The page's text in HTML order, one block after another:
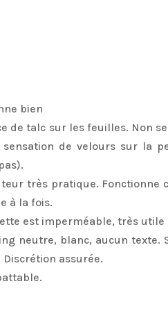
bien
de talc sur les feuilles. Non
sensation de velours sur la
très pratique. Fonctionne
à la fois.
est imperméable, très
neutre, blanc, aucun texte.
Discrétion assurée.